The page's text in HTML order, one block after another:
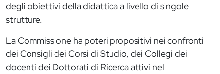
degli obiettivi della didattica a livello di singole
strutture.
La Commissione ha poteri propositivi nei confronti
dei Consigli dei Corsi di Studio, dei Collegi dei
docenti dei Dottorati di Ricerca attivi nel